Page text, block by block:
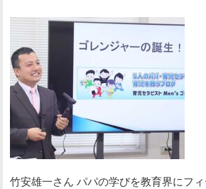
竹安雄一さん パパの学びを教育界にフ